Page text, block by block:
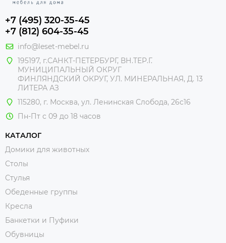
+7 (495) 320-35-45
+7 (812) 604-35-45
info@leset-mebel.ru
195197, г.САНКТ-ПЕТЕРБУРГ, ВН.ТЕР.Г.
МУНИЦИПАЛЬНЫЙ ОКРУГ
ФИНЛЯНДСКИЙ ОКРУГ, УЛ. МИНЕРАЛЬНАЯ, Д. 13
ЛИТЕРА АЗ
115280, г. Москва, ул. Ленинская Слобода, 26с16
Пн-Пт с 09 до 18 часов
КАТАЛОГ
Домики для животных
Столы
Стулья
Обеденные группы
Кресла
Банкетки и Пуфики
Обувницы